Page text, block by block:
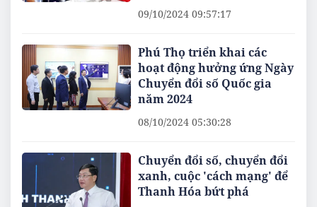
09/10/2024 09:57:17
Phú Thọ triển khai các
hoạt động hưởng ứng Ngày
Chuyển đổi số Quốc gia
năm 2024
08/10/2024 05:30:28
Chuyển đổi số, chuyển đổi
xanh, cuộc 'cách mạng' để
Thanh Hóa bứt phá